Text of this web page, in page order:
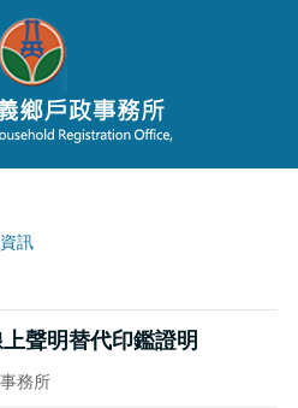
訊
聲明替代印鑑證明
務所